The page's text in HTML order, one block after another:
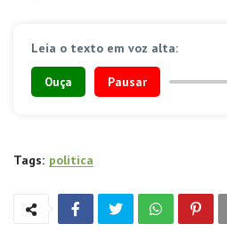
Leia o texto em voz alta:
Ouça Pausar
Tags: politica